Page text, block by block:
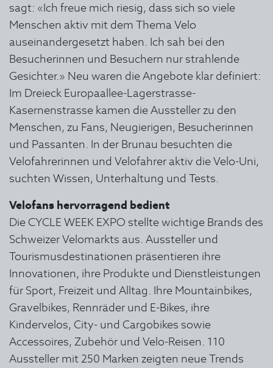
sagt: «Ich freue mich riesig, dass sich so viele
Menschen aktiv mit dem Thema Velo
auseinandergesetzt haben. Ich sah bei den
Besucherinnen und Besuchern nur strahlende
Gesichter.» Neu waren die Angebote klar definiert:
Im Dreieck Europaallee-Lagerstrasse-
Kasernenstrasse kamen die Aussteller zu den
Menschen, zu Fans, Neugierigen, Besucherinnen
und Passanten. In der Brunau besuchten die
Velofahrerinnen und Velofahrer aktiv die Velo-Uni,
suchten Wissen, Unterhaltung und Tests.
Velofans hervorragend bedient
Die CYCLE WEEK EXPO stellte wichtige Brands des
Schweizer Velomarkts aus. Aussteller und
Tourismusdestinationen präsentieren ihre
Innovationen, ihre Produkte und Dienstleistungen
für Sport, Freizeit und Alltag. Ihre Mountainbikes,
Gravelbikes, Rennräder und E-Bikes, ihre
Kindervelos, City- und Cargobikes sowie
Accessoires, Zubehör und Velo-Reisen. 110
Aussteller mit 250 Marken zeigten neue Trends